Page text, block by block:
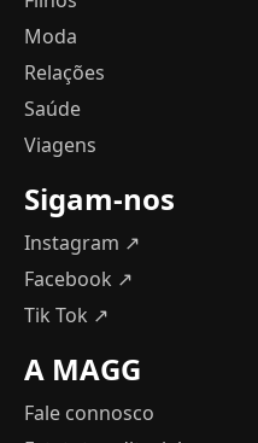
Moda
Relações
Saúde
Viagens
Sigam-nos
Instagram ↗
Facebook ↗
Tik Tok ↗
A MAGG
Fale connosco